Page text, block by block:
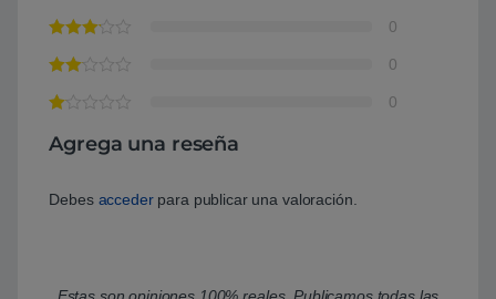
0
0
0
Agrega una reseña
Debes accederpara publicar una valoración.